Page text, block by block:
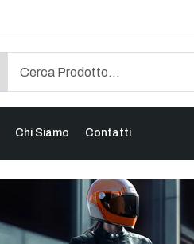
Chi Siamo Contatti